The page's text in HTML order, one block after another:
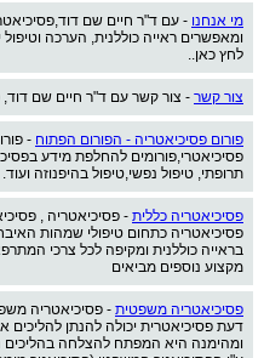
מי אנחנו - עם ד"ר חיים שם
ומאפשרים ראייה כוללנית, הערכה
לחץ כאן..
צור קשר - צור קשר עם ד"ר חיים שם
פורום פסיכיאטריה - הפורום הפתוח -
פסיכיאטרי,פורומים להחלפת מידע
תרופתי, טיפול נפשי,טיפול בהיפנוזה ועוד.
פסיכיאטריה כללית - פסיכיאטריה ,
פסיכיאטריה כתחום טיפולי שמהות
בראייה כוללנית ומקיפה לכל צרכי
מקצוע נוספים מביאים
פסיכיאטריה משפטית - פסיכיאטריה
דעת פסיכיאטרית יכולה להנתן להליכים
ומהימנה היא המפתח להצלחה בהליכים